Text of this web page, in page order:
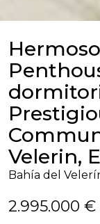
Velerin,
Bahía del
2.995.000 €